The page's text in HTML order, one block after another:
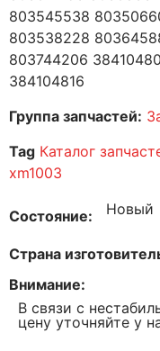
803545538
803538228
803744206
384104816
Группа запчастей:
Tag Каталог
xm1003
Состояние Новый
Страна
Внимание
В связи с
цену уточняйте у